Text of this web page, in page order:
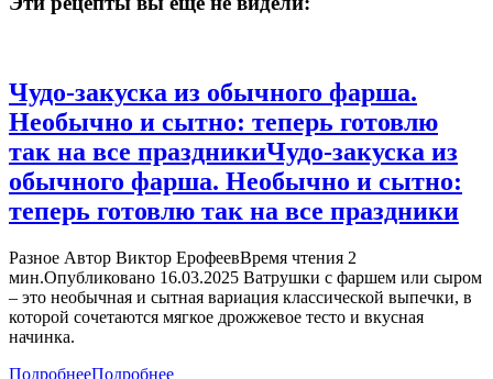
Чудо-закуска из обычного фарша.
Необычно и сытно: теперь готовлю
так на все праздникиЧудо-закуска из
обычного фарша. Необычно и сытно:
теперь готовлю так на все праздники
Разное Автор Виктор ЕрофеевВремя чтения 2
мин.Опубликовано 16.03.2025 Ватрушки с фаршем или сыром
– это необычная и сытная вариация классической выпечки, в
которой сочетаются мягкое дрожжевое тесто и вкусная
начинка.
ПодробнееПодробнее